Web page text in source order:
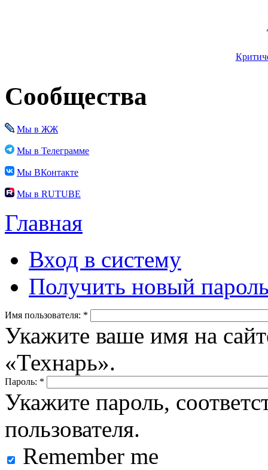
Сообщества
Мы в ЖЖ
Мы в Телеграмме
Мы ВКонтакте
Мы в RUTUBE
Главная
Вход в систему
Получить новый
Имя пользователя: *
Укажите ваше имя на
«Технарь».
Пароль: *
Укажите пароль,
пользователя.
Remember me